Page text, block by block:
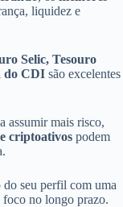
liquidez e
Selic, Tesouro
do CDI são excelentes
assumir mais risco,
criptoativos podem
seu perfil com uma
foco no longo prazo.